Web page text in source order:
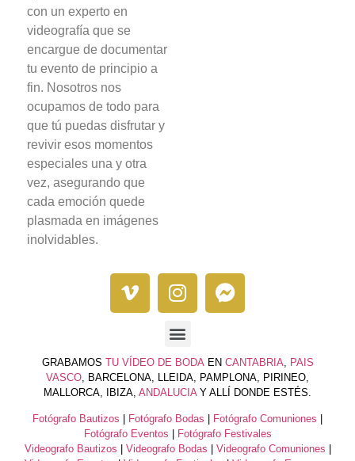
con un experto en
videografía que se
encargue de documentar
tu evento de principio a
fin. Nosotros nos
ocupamos de todo para
que tú puedas disfrutar y
revivir esos momentos
especiales una y otra
vez, asegurando que
cada emoción quede
plasmada en imágenes
inolvidables.
GRABAMOS TU VÍDEO DE BODA EN CANTABRIA
PAIS
VASCO , BARCELONA, LLEIDA, PAMPLONA, PIRINEO,
MALLORCA, IBIZA, ANDALUCIA Y ALLÍ DONDE ESTÉS.
Fotógrafo Bautizos Fotógrafo Bodas Fotógrafo Comuniones
Fotógrafo Eventos
Fotógrafo Festivales
Videografo Bautizos
Videografo Bodas Videografo Comuniones